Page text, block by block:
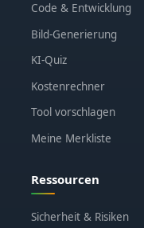
Code & Entwicklung
Bild-Generierung
KI-Quiz
Kostenrechner
Tool vorschlagen
Meine Merkliste
Ressourcen
Sicherheit & Risiken